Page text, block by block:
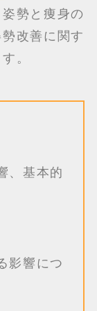
勢と痩身の
改善に関す
。
、基本的
影響につ